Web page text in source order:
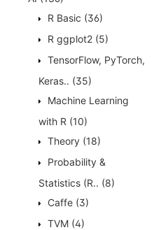
R Basic (36)
R ggplot2 (5)
TensorFlow, PyTorch,
Keras.. (35)
Machine Learning
with R (10)
Theory (18)
Probability &
Statistics (R.. (8)
Caffe (3)
TVM (4)